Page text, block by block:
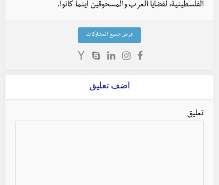
الفلسطينية، لقضايا العرب والمسحوقين أينما كانوا.
عرض جميع المشاركات
اضف تعليق
تعليق